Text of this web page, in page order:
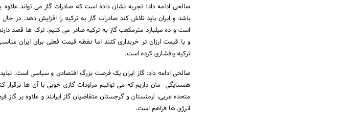
صالحی ادامه داد: تجربه نشان داده است که صادرات گاز می تواند علاوه
است و ده میلیارد مترمکعب گاز به ترکیه صادر می کنیم. ترک ها قصد
و با قیمت ارزان تر خریداری کنند اما نقطه قیمت فعلی برای ایران
ترکیه پافشاری کرده است.
همسایگی مان داریم که می توانیم مراودات گازی خوبی با آن ها برقرار
متحده عربی، ارمنستان و گرجستان متقاضیان گاز ایرانند و علاوه بر
انرژی ها فراهم است.